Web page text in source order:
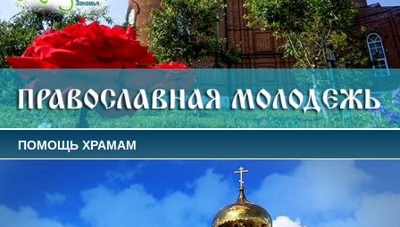
ПОМОЩЬ ХРАМАМ